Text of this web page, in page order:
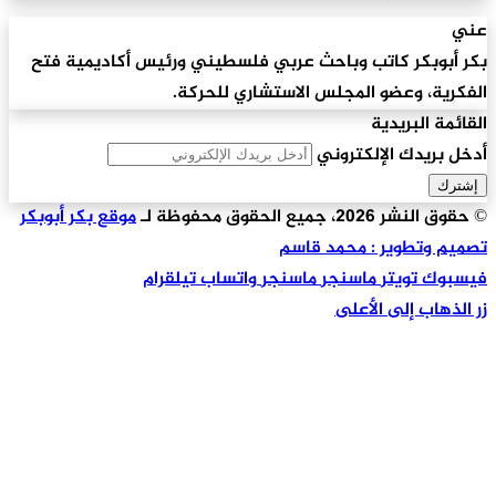
عني
بكر أبوبكر كاتب وباحث عربي فلسطيني ورئيس أكاديمية فتح
الفكرية، وعضو المجلس الاستشاري للحركة.
القائمة البريدية
أدخل بريدك الإلكتروني
© حقوق النشر 2026، جميع الحقوق محفوظة لـ
موقع بكر أبوبكر
تصميم وتطوير : محمد قاسم
فيسبوكتويترماسنجرماسنجرواتسابتيلقرام
زر الذهاب إلى الأعلى